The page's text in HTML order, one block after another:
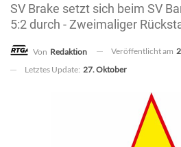
SV Brake setzt sich beim SV
5:2 durch - Zweimaliger
Von Redaktion Veröffentlicht am
Letztes Update: 27. Oktober